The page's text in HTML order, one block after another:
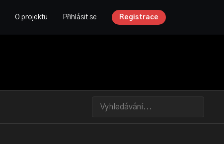
O projektu Přihlásit se Registrace